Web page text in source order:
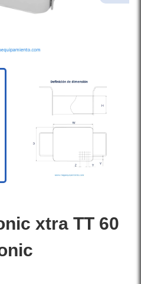
xtra TT 60